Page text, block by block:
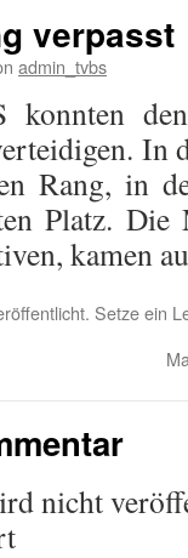
verpasst
admin_tvbs
In
Rang, in
Platz. Die
kamen
Setze ein
nicht